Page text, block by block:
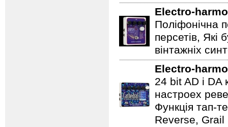
Electro-
Поліфонічна
персетів, Які
вінтажніх
Electro-
24 bit AD і
настроех
Функція тап-
Reverse, Grail